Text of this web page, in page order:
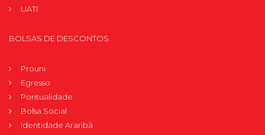
UATI
BOLSAS DE DESCONTOS
Prouni
Egresso
Pontualidade
Bolsa Social
Identidade Araribá